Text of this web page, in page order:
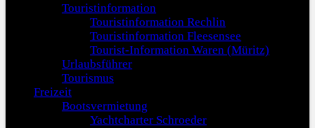
Touristinformation
Touristinformation Rechlin
Touristinformation Fleesensee
Tourist-Information Waren (Müritz)
Urlaubsführer
Tourismus
Freizeit
Bootsvermietung
Yachtcharter Schroeder